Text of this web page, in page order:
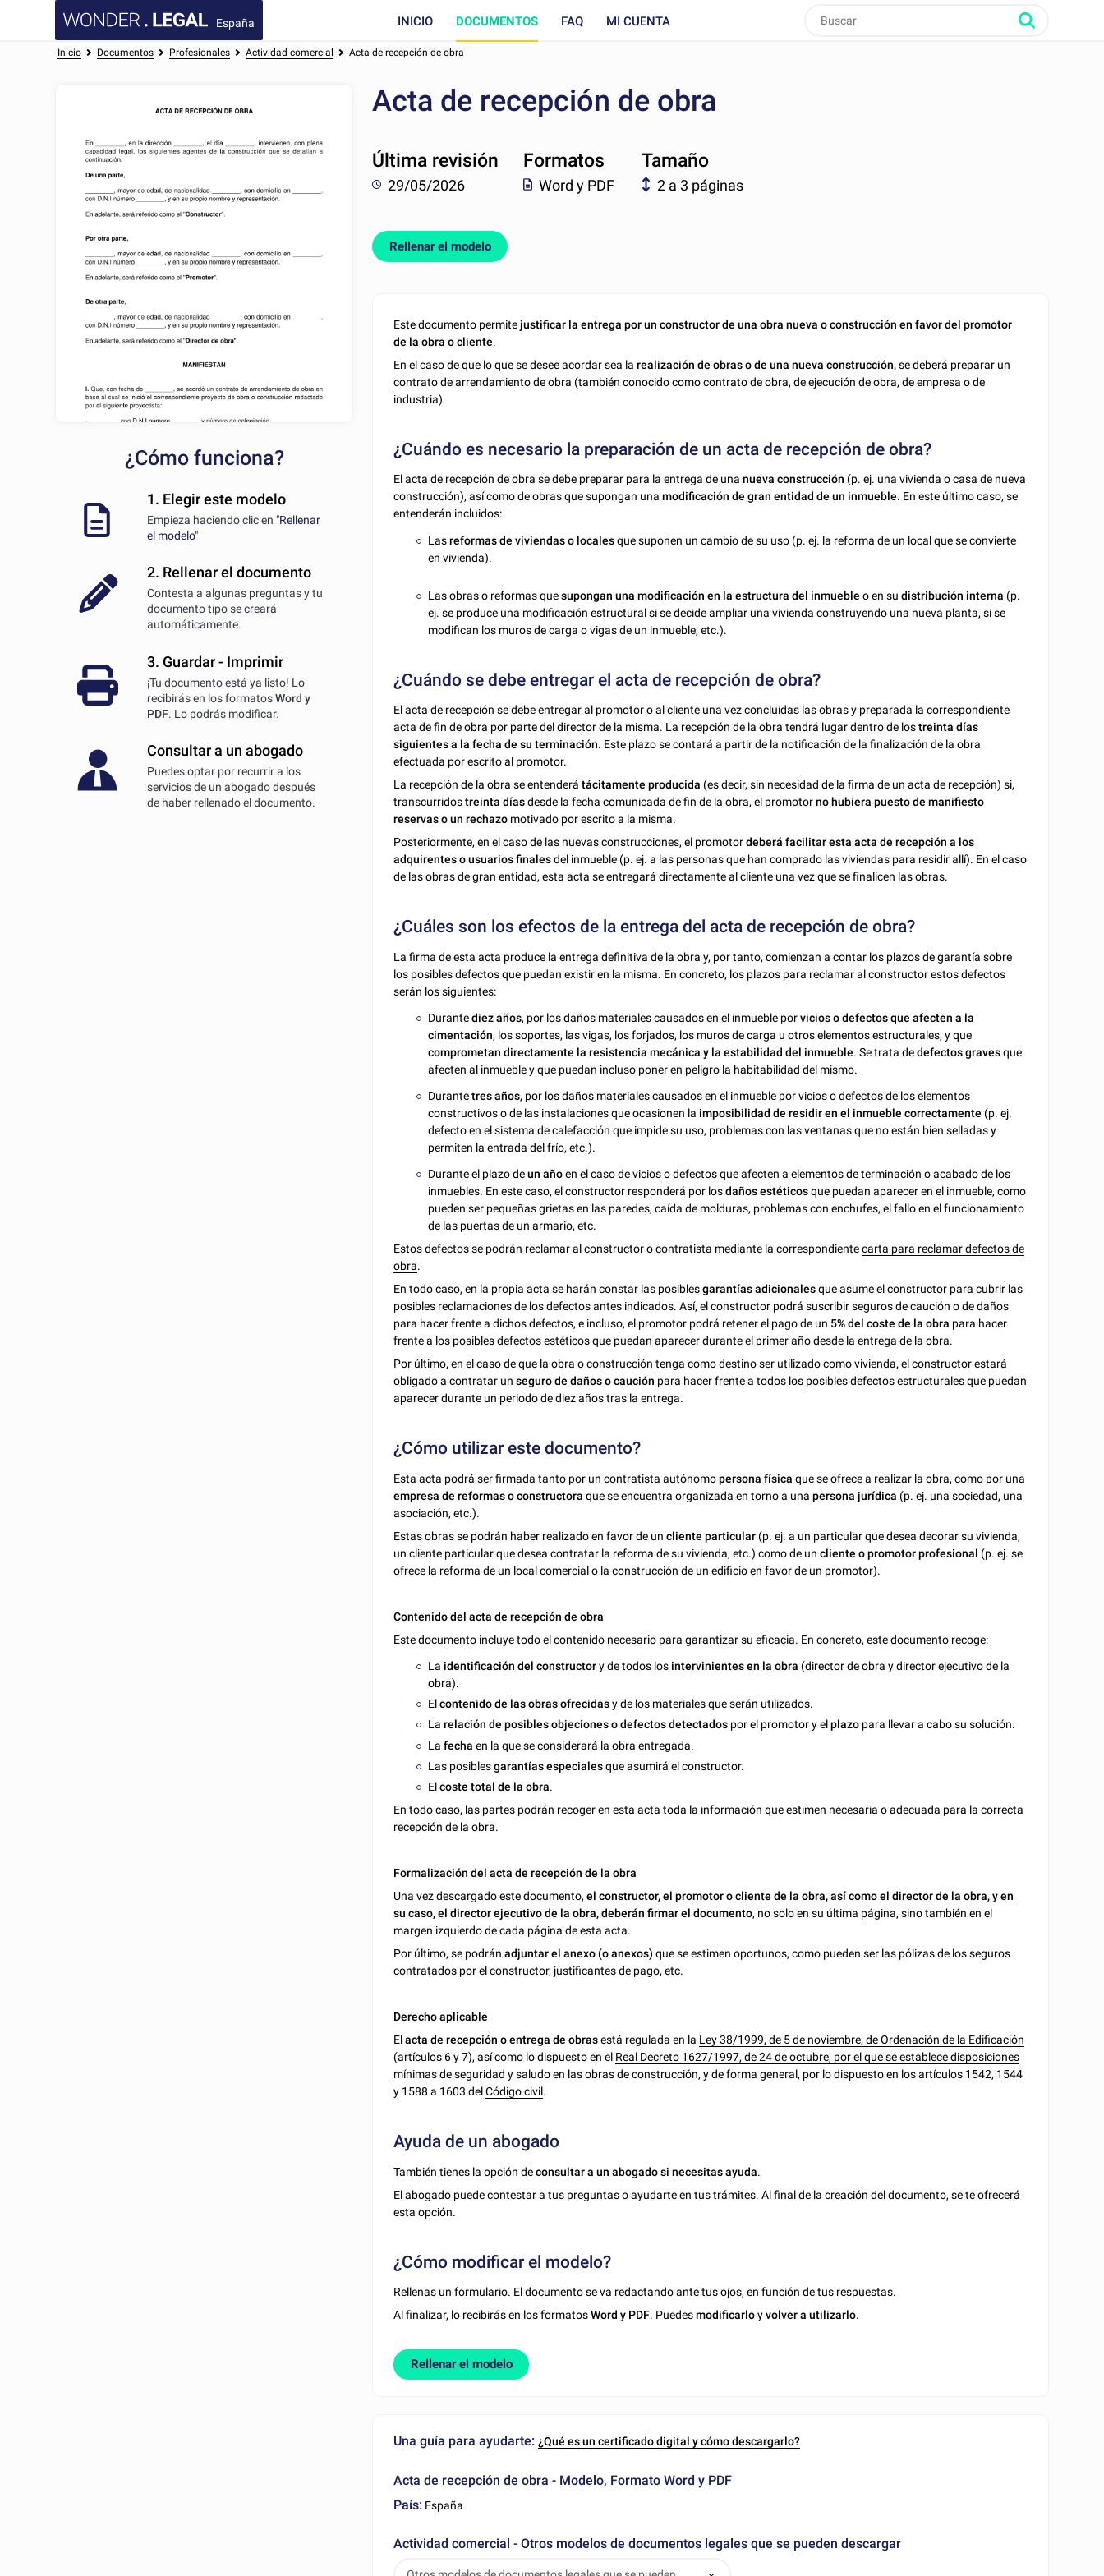
España INICIO DOCUMENTOS FAQ MI CUENTA
Inicio Documentos Profesionales Actividad comercial Acta de recepción de obra
¿Cómo funciona?
1. Elegir este modelo
Empieza haciendo clic en "Rellenar
el modelo"
2. Rellenar el documento
Contesta a algunas preguntas y tu
documento tipo se creará
automáticamente.
3. Guardar - Imprimir
¡Tu documento está ya listo! Lo
recibirás en los formatosWord y
PDF. Lo podrás modificar.
Consultar a un abogado
Puedes optar por recurrir a los
servicios de un abogado después
de haber rellenado el documento.
Acta de recepción de obra
Última revisión
29/05/2026
Formatos
Word y PDF
Tamaño
2 a 3 páginas
Rellenar el modelo
Este documento permitejustificar la entrega por un constructor de una obra nueva o construcción en favor del promotor
de la obra o cliente.
En el caso de que lo que se desee acordar sea larealización de obras o de una nueva construcción,se deberá preparar un
contrato de arrendamiento de obra (también conocido como contrato de obra, de ejecución de obra, de empresa o de
industria).
¿Cuándo es necesario la preparación de un acta de recepción de obra?
El acta de recepción de obra se debe preparar para la entrega de unanueva construcción (p. ej. una vivienda o casa de nueva
construcción), así como de obras que supongan unamodificación de gran entidad de un inmueble. En este último caso, se
entenderán incluidos:
Lasreformas de viviendas o localesque suponen un cambio de su uso (p. ej. la reforma de un local que se convierte
en vivienda).
Las obras o reformas quesupongan una modificación en la estructura del inmueble o en sudistribución interna (p.
ej. se produce una modificación estructural si se decide ampliar una vivienda construyendo una nueva planta, si se
modifican los muros de carga o vigas de un inmueble, etc.).
¿Cuándo se debe entregar el acta de recepción de obra?
El acta de recepción se debe entregar al promotor o al cliente una vez concluidas las obras y preparada la correspondiente
acta de fin de obra por parte del director de la misma. La recepción de la obra tendrá lugar dentro de lostreinta días
siguientes a la fecha de su terminación. Este plazo se contará a partir de la notificación de la finalización de la obra
efectuada por escrito al promotor.
La recepción de la obra se entenderá tácitamente producida (es decir, sin necesidad de la firma de un acta de recepción) si,
transcurridostreinta díasdesde la fecha comunicada de fin de la obra, el promotorno hubiera puesto de manifiesto
reservas o un rechazo motivado por escrito a la misma.
Posteriormente, en el caso de las nuevas construcciones, el promotordeberá facilitar esta acta de recepción a los
adquirentes o usuarios finalesdel inmueble (p. ej. a las personas que han comprado las viviendas para residir allí). En el caso
de las obras de gran entidad, esta acta se entregará directamente al cliente una vez que se finalicen las obras.
¿Cuáles son los efectos de la entrega del acta de recepción de obra?
La firma de esta acta produce la entrega definitiva de la obra y, por tanto, comienzan a contar los plazos de garantía sobre
los posibles defectos que puedan existir en la misma. En concreto, los plazos para reclamar al constructor estos defectos
serán los siguientes:
Durantediez años, por los daños materiales causados en el inmueble porvicios o defectos que afecten a la
cimentación, los soportes, las vigas, los forjados, los muros de carga u otros elementos estructurales, y que
comprometan directamente la resistencia mecánica y la estabilidad del inmueble. Se trata dedefectos gravesque
afecten al inmueble y que puedan incluso poner en peligro la habitabilidad del mismo.
Durantetres años, por los daños materiales causados en el inmueble por vicios o defectos de los elementos
constructivos o de las instalaciones que ocasionen la imposibilidad de residir en el inmueble correctamente (p. ej.
defecto en el sistema de calefacción que impide su uso, problemas con las ventanas que no están bien selladas y
permiten la entrada del frío, etc.).
Durante el plazo deun añoen el caso de vicios o defectos que afecten a elementos de terminación o acabado de los
inmuebles. En este caso, el constructor responderá por losdaños estéticosque puedan aparecer en el inmueble, como
pueden ser pequeñas grietas en las paredes, caída de molduras, problemas con enchufes, el fallo en el funcionamiento
de las puertas de un armario, etc.
Estos defectos se podrán reclamar al constructor o contratista mediante la correspondientecarta para reclamar defectos de
obra.
En todo caso, en la propia acta se harán constar las posiblesgarantías adicionalesque asume el constructor para cubrir las
posibles reclamaciones de los defectos antes indicados. Así, el constructor podrá suscribir seguros de caución o de daños
para hacer frente a dichos defectos, e incluso, el promotor podrá retener el pago de un 5% del coste de la obra para hacer
frente a los posibles defectos estéticos que puedan aparecer durante el primer año desde la entrega de la obra.
Por último, en el caso de que la obra o construcción tenga como destino ser utilizado como vivienda, el constructor estará
obligado a contratar unseguro de daños o caución para hacer frente a todos los posibles defectos estructurales que puedan
aparecer durante un periodo de diez años tras la entrega.
¿Cómo utilizar este documento?
Esta acta podrá ser firmada tanto por un contratista autónomopersona física que se ofrece a realizar la obra, como por una
empresa de reformas o constructora que se encuentra organizada en torno a unapersona jurídica (p. ej. una sociedad, una
asociación, etc.).
Estas obras se podrán haber realizado en favor de uncliente particular (p. ej. a un particular que desea decorar su vivienda,
un cliente particular que desea contratar la reforma de su vivienda, etc.) como de uncliente o promotor profesional (p. ej. se
ofrece la reforma de un local comercial o la construcción de un edificio en favor de un promotor).
Contenido del acta de recepción de obra
Este documento incluye todo el contenido necesario para garantizar su eficacia. En concreto, este documento recoge:
La identificación del constructory de todos los intervinientes en la obra (director de obra y director ejecutivo de la
obra).
Elcontenido de las obras ofrecidasy de los materiales que serán utilizados.
Larelación de posibles objeciones o defectos detectados por el promotor y elplazo para llevar a cabo su solución.
La fechaen la que se considerará la obra entregada.
Las posiblesgarantías especialesque asumirá el constructor.
Elcoste total de la obra.
En todo caso, las partes podrán recoger en esta acta toda la información que estimen necesaria o adecuada para la correcta
recepción de la obra.
Formalización del acta de recepción de la obra
Una vez descargado este documento,el constructor, el promotor o cliente de la obra, así como el director de la obra, y en
su caso, el director ejecutivo de la obra, deberán firmar el documento, no solo en su última página, sino también en el
margen izquierdo de cada página de esta acta.
Por último, se podránadjuntar el anexo (o anexos) que se estimen oportunos, como pueden ser las pólizas de los seguros
contratados por el constructor, justificantes de pago, etc.
Derecho aplicable
Elacta de recepción o entrega de obrasestá regulada en la Ley 38/1999, de 5 de noviembre, de Ordenación de la Edificación
(artículos 6 y 7), así como lo dispuesto en el Real Decreto 1627/1997, de 24 de octubre, por el que se establece disposiciones
mínimas de seguridad y saludo en las obras de construcción, y de forma general, por lo dispuesto en los artículos 1542, 1544
y 1588 a 1603 delCódigo civil.
Ayuda de un abogado
También tienes la opción deconsultar a un abogado si necesitas ayuda.
El abogado puede contestar a tus preguntas o ayudarte en tus trámites. Al final de la creación del documento, se te ofrecerá
esta opción.
¿Cómo modificar el modelo?
Rellenas un formulario. El documento se va redactando ante tus ojos, en función de tus respuestas.
Al finalizar, lo recibirás en los formatosWord y PDF. Puedesmodificarloyvolver a utilizarlo.
Rellenar el modelo
Una guía para ayudarte:¿Qué es un certificado digital y cómo descargarlo?
Acta de recepción de obra - Modelo, Formato Word y PDF
País: España
Actividad comercial - Otros modelos de documentos legales que se pueden descargar